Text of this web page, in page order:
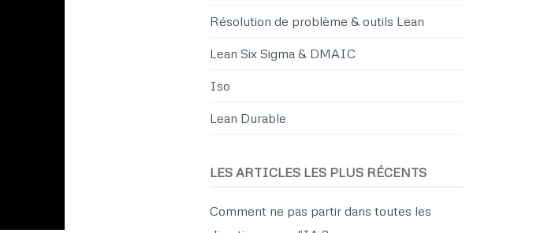
Résolution de problème & outils Lean
Lean Six Sigma & DMAIC
Iso
Lean Durable
LES ARTICLES LES PLUS RÉCENTS
Comment ne pas partir dans toutes les